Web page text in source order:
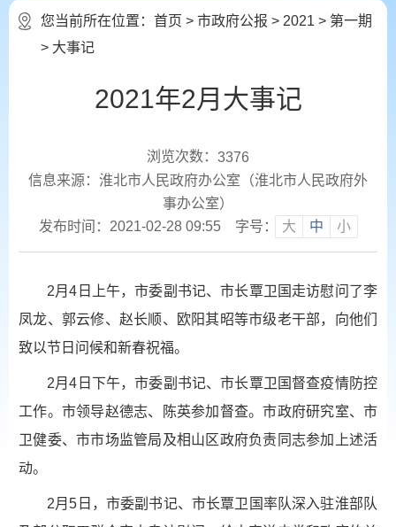
您当前所在位置： 首页 > 市政府公报 > 2021 > 第一期
> 大事记
2021年2月大事记
浏览次数： 3376
信息来源：淮北市人民政府办公室（淮北市人民政府外
事办公室）
发布时间：2021-02-28 09:55
字号： 大 中 小
2月4日上午，市委副书记、市长覃卫国走访慰问了李
凤龙、郭云修、赵长顺、欧阳其昭等市级老干部，向他们
致以节日问候和新春祝福。
2月4日下午，市委副书记、市长覃卫国督查疫情防控
工作。市领导赵德志、陈英参加督查。市政府研究室、市
卫健委、市市场监管局及相山区政府负责同志参加上述活
动。
2月5日，市委副书记、市长覃卫国率队深入驻淮部队